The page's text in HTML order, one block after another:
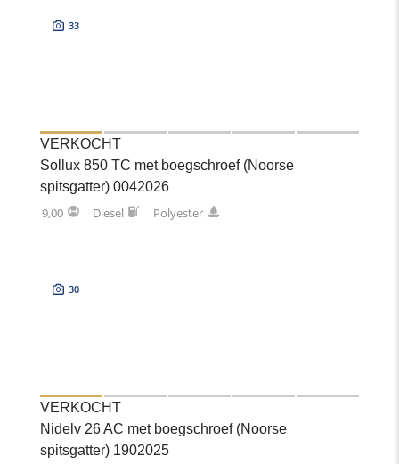
33
VERKOCHT
Sollux 850 TC met boegschroef (Noorse
spitsgatter) 0042026
9,00 Diesel Polyester
30
VERKOCHT
Nidelv 26 AC met boegschroef (Noorse
spitsgatter) 1902025